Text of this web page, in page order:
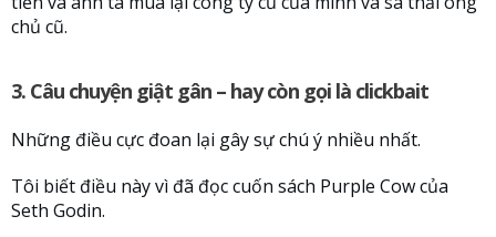
chủ cũ.
3. Câu chuyện giật gân – hay còn gọi là clickbait
Những điều cực đoan lại gây sự chú ý nhiều nhất.
Tôi biết điều này vì đã đọc cuốn sách Purple Cow của
Seth Godin.